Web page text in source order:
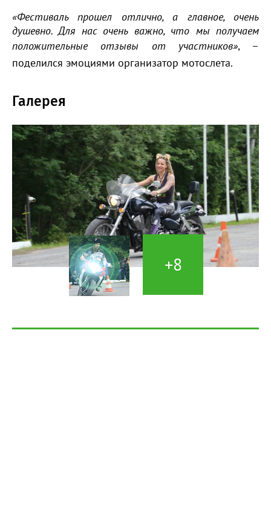
«Фестиваль прошел отлично, а главное, очень
душевно. Для нас очень важно, что мы получаем
положительные отзывы от участников», –
поделился эмоциями организатор мотослета.
Галерея
+8